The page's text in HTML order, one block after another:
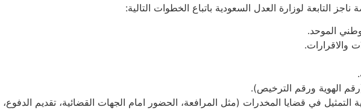
التابعة لوزارة العدل السعودية باتباع الخطوات التالية:
الموحد.
والاقرارات.
الهوية ورقم الترخيص).
التمثيل في قضايا المخدرات (مثل المرافعة، الحضور امام الجهات القضائية، تقديم الدفوع،